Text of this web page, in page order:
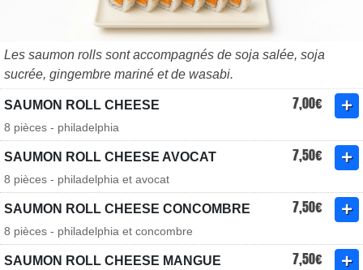
Les saumon rolls sont accompagnés de soja salée, soja
sucrée, gingembre mariné et de wasabi.
SAUMON ROLL CHEESE 7,00€
8 pièces - philadelphia
SAUMON ROLL CHEESE AVOCAT 7,50€
8 pièces - philadelphia et avocat
SAUMON ROLL CHEESE CONCOMBRE 7,50€
8 pièces - philadelphia et concombre
SAUMON ROLL CHEESE MANGUE 7,50€